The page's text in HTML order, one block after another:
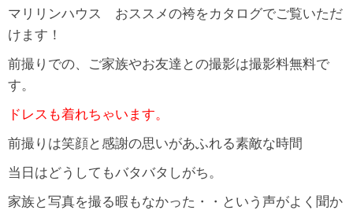
マリリンハウス おススメの袴をカタログでご覧いただ
けます！
前撮りでの、ご家族やお友達との撮影は撮影料無料で
す。
ドレスも着れちゃいます。
前撮りは笑顔と感謝の思いがあふれる素敵な時間
当日はどうしてもバタバタしがち。
家族と写真を撮る暇もなかった・・という声がよく聞か